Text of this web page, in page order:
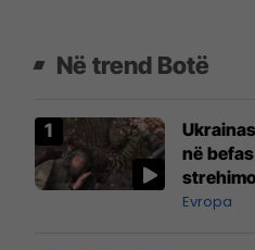
Në trend Botë
në
Evropa